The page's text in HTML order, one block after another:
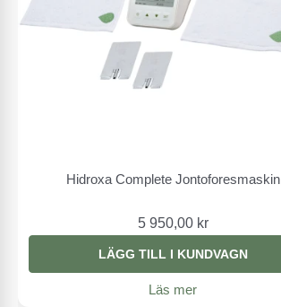
Hidroxa Complete Jontoforesmaskin
5 950,00 kr
LÄGG TILL I KUNDVAGN
Läs mer